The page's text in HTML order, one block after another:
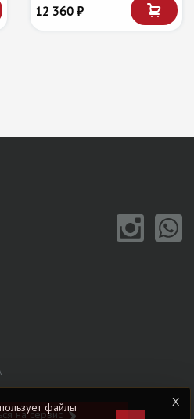
12 360 ₽
на сервис
файлы